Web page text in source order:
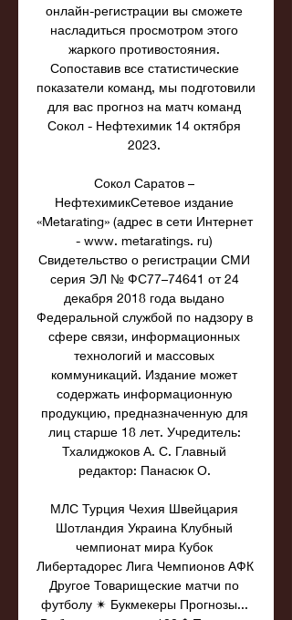
онлайн-регистрации вы сможете
насладиться просмотром этого
жаркого противостояния.
Сопоставив все статистические
показатели команд, мы подготовили
для вас прогноз на матч команд
Сокол - Нефтехимик 14 октября
2023.
Сокол Саратов –
НефтехимикСетевое издание
«Metarating» (адрес в сети Интернет
- www. metaratings. ru)
Свидетельство о регистрации СМИ
серия ЭЛ № ФС77–74641 от 24
декабря 2018 года выдано
Федеральной службой по надзору в
сфере связи, информационных
технологий и массовых
коммуникаций. Издание может
содержать информационную
продукцию, предназначенную для
лиц старше 18 лет. Учредитель:
Тхалиджоков А. С. Главный
редактор: Панасюк О.
МЛС Турция Чехия Швейцария
Шотландия Украина Клубный
чемпионат мира Кубок
Либертадорес Лига Чемпионов АФК
Другое Товарищеские матчи по
футболу ✴ Букмекеры Прогнозы...